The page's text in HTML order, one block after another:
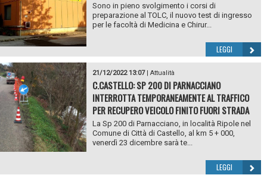
Sono in pieno svolgimento i corsi di
preparazione al TOLC, il nuovo test di ingresso
per le facoltà di Medicina e Chirur...
LEGGI
21/12/2022 13:07| Attualità
C.CASTELLO: SP 200 DI PARNACCIANO
INTERROTTA TEMPORANEAMENTE AL TRAFFICO
PER RECUPERO VEICOLO FINITO FUORI STRADA
La Sp 200 di Parnacciano, in località Ripole nel
Comune di Città di Castello, al km 5 + 000,
venerdì 23 dicembre sarà te...
LEGGI